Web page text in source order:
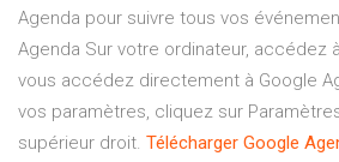
Agenda pour suivre tous vos
Agenda Sur votre ordinateur, accédez
vous accédez directement à Google
vos paramètres, cliquez sur
supérieur droit. Télécharger Google